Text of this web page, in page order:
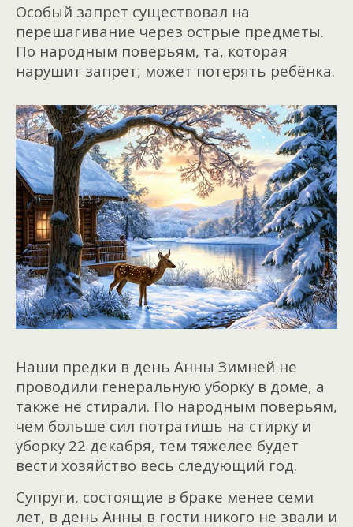
Особый запрет существовал на
перешагивание через острые предметы.
По народным поверьям, та, которая
нарушит запрет, может потерять ребёнка.
Наши предки в день Анны Зимней не
проводили генеральную уборку в доме, а
также не стирали. По народным поверьям,
чем больше сил потратишь на стирку и
уборку 22 декабря, тем тяжелее будет
вести хозяйство весь следующий год.
Супруги, состоящие в браке менее семи
лет, в день Анны в гости никого не звали и